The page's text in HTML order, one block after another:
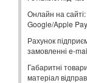
Онлайн на сайті:
Google/Apple Pay
Рахунок
замовленні e-
Габаритні
матеріал